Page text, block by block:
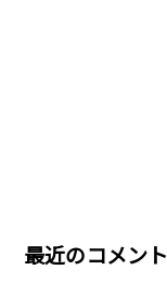
最近のコメント